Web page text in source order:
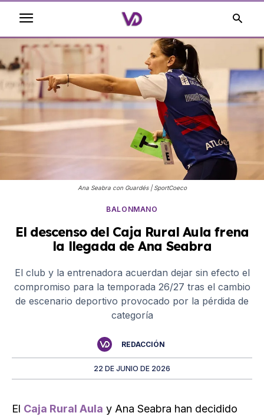
Ana Seabra con Guardés | SportCoeco
BALONMANO
El descenso del Caja Rural Aula frena
la llegada de Ana Seabra
El club y la entrenadora acuerdan dejar sin efecto el
compromiso para la temporada 26/27 tras el cambio
de escenario deportivo provocado por la pérdida de
categoría
REDACCIÓN
22 DE JUNIO DE 2026
El Caja Rural Aula y Ana Seabra han decidido